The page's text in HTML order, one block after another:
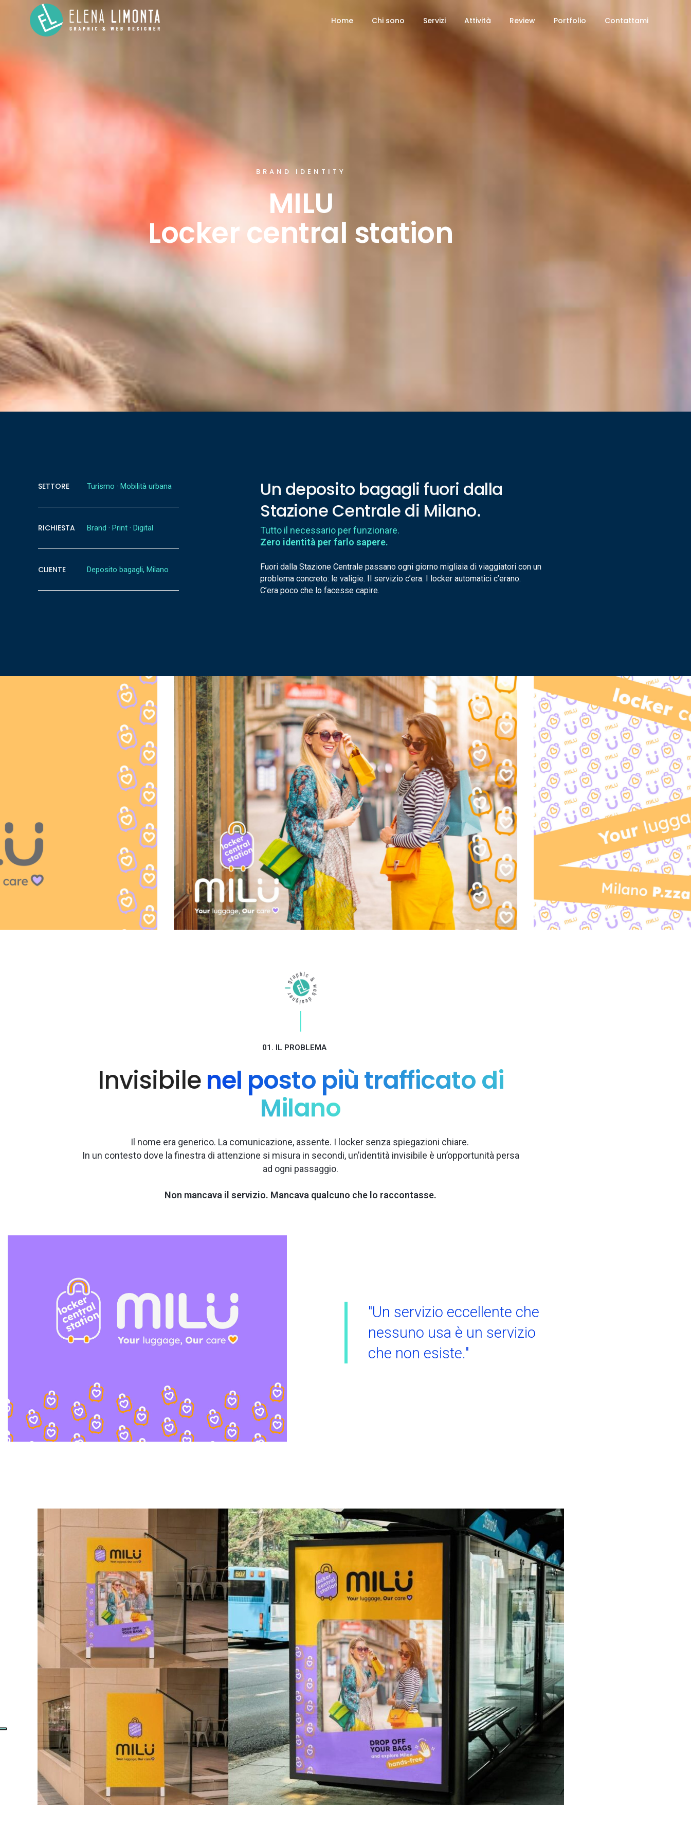
Home Chi sono Servizi Attività Review Portfolio Contattami
BRAND IDENTITY
MILU
Locker central station
SETTORE Turismo · Mobilità urbana
RICHIESTA Brand · Print · Digital
CLIENTE Deposito bagagli, Milano
Un deposito bagagli fuori dalla
Stazione Centrale di Milano.
Tutto il necessario per funzionare.
Zero identità per farlo sapere.
Fuori dalla Stazione Centrale passano ogni giorno migliaia di viaggiatori con un
problema concreto: le valigie. Il servizio c’era. I locker automatici c’erano.
C’era poco che lo facesse capire.
01. IL PROBLEMA
Invisibilenel posto più trafficato di
Milano
Il nome era generico. La comunicazione, assente. I locker senza spiegazioni chiare.
In un contesto dove la finestra di attenzione si misura in secondi, un’identità invisibile è un’opportunità persa
ad ogni passaggio.
Non mancava il servizio. Mancava qualcuno che lo raccontasse.
"Un servizio eccellente che
nessuno usa è un servizio
che non esiste."